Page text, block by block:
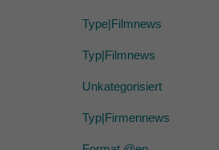
Type|Filmnews
Typ|Filmnews
Unkategorisiert
Typ|Firmennews